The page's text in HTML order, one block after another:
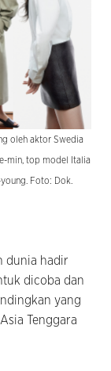
oleh aktor Swedia
min, top model Italia
Foto: Dok.
dunia hadir
dicoba dan
yang
Tenggara